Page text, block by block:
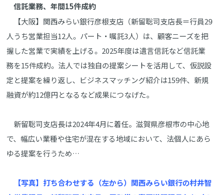
信託業務、年間15件成約
【大阪】関西みらい銀行彦根支店（新留聡司支店長＝行員29
人うち営業担当12人。パート・嘱託3人）は、顧客ニーズを把
握した営業で実績を上げる。2025年度は遺言信託など信託業
務を15件成約。法人では独自の提案シートを活用して、仮説設
定と提案を繰り返し、ビジネスマッチング紹介は159件、新規
融資が約12億円となるなど成果につなげた。
新留聡司支店長は2024年4月に着任。滋賀県彦根市の中心地
で、幅広い業種や住宅が混在する地域において、法個人にあら
ゆる提案を行うため…
【写真】打ち合わせする（左から）関西みらい銀行の村井智